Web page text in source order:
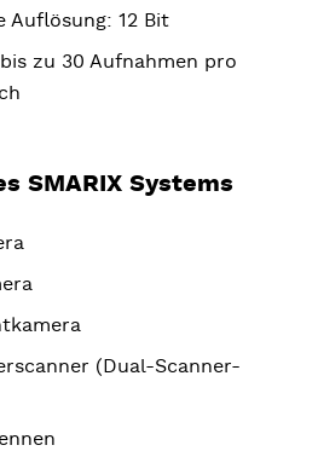
Auflösung: 12 Bit
zu 30 Aufnahmen pro
SMARIX Systems
(Dual-Scanner-